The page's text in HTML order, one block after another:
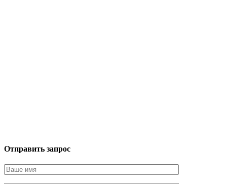
Отправить запрос